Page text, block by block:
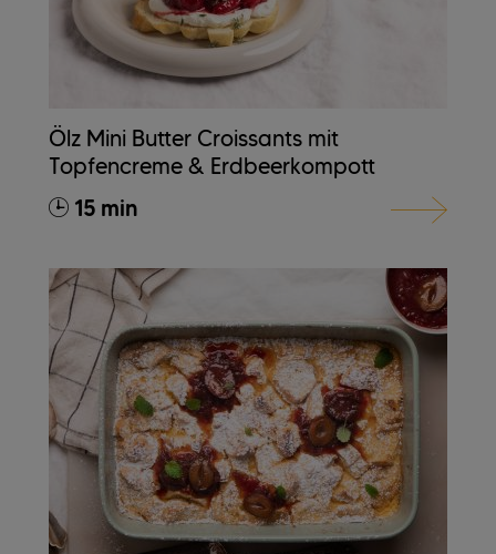
Ölz Mini Butter Croissants mit
Topfencreme & Erdbeerkompott
15 min